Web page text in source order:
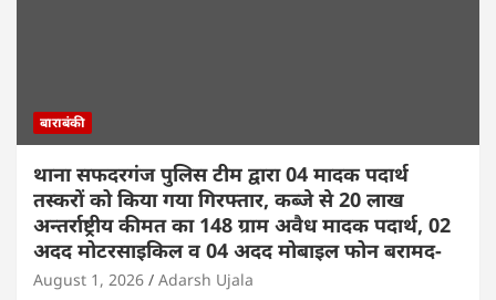
बाराबंकी
थाना सफदरगंज पुलिस टीम द्वारा 04 मादक पदार्थ
तस्करों को किया गया गिरफ्तार, कब्जे से 20 लाख
अन्तर्राष्ट्रीय कीमत का 148 ग्राम अवैध मादक पदार्थ, 02
अदद मोटरसाइकिल व 04 अदद मोबाइल फोन बरामद-
August 1, 2026 Adarsh Ujala